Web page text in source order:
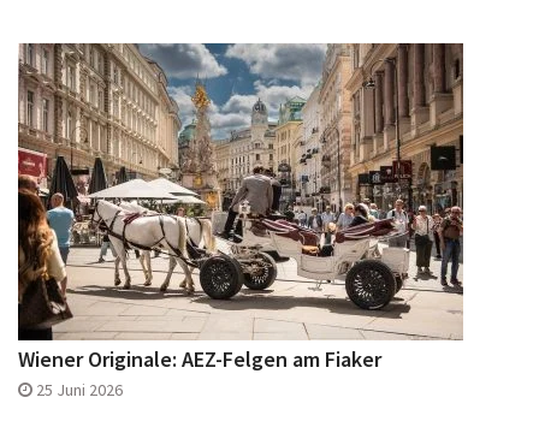
Wiener Originale: AEZ-Felgen am Fiaker
25 Juni 2026